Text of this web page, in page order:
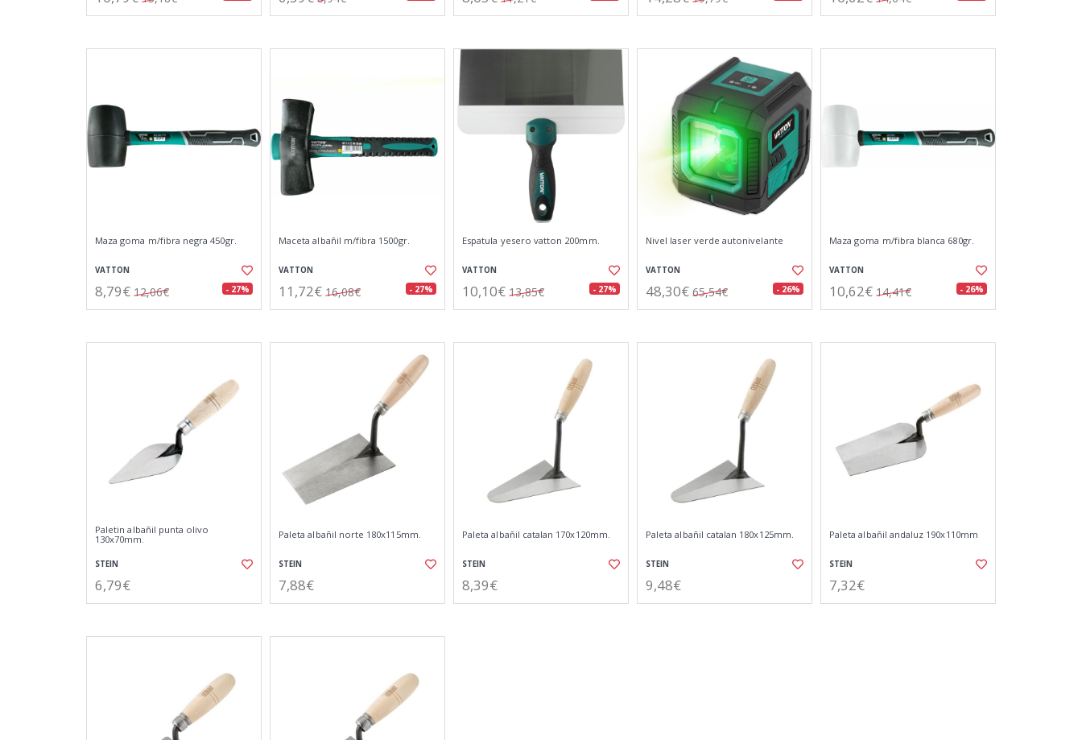
Maza goma m/fibra negra 450gr.
VATTON
8,79€ 12,06€ - 27%
Maceta albañil m/fibra 1500gr.
VATTON
11,72€ 16,08€ - 27%
Espatula yesero vatton 200mm.
VATTON
10,10€ 13,85€ - 27%
Nivel laser verde autonivelante
VATTON
48,30€ 65,54€ - 26%
Maza goma m/fibra blanca 680gr.
VATTON
10,62€ 14,41€ - 26%
Paletin albañil punta olivo
130x70mm.
STEIN
6,79€
Paleta albañil norte 180x115mm.
STEIN
7,88€
Paleta albañil catalan 170x120mm.
STEIN
8,39€
Paleta albañil catalan 180x125mm.
STEIN
9,48€
Paleta albañil andaluz 190x110mm
STEIN
7,32€